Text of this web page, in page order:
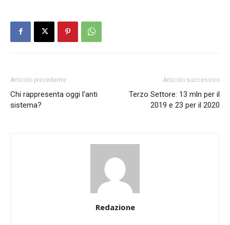
Articolo precedente
Chi rappresenta oggi l’anti
sistema?
Articolo successivo
Terzo Settore: 13 mln per il
2019 e 23 per il 2020
Redazione